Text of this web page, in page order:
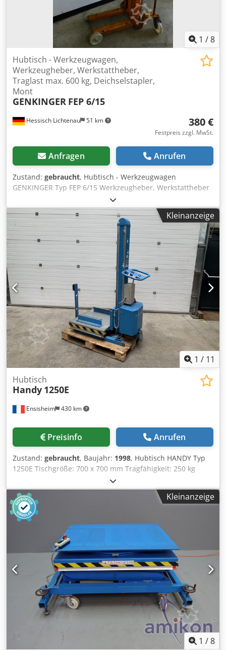
1 /8
Hessisch Lichtenau 51 km
Hubtisch - Werkzeugwagen,
Werkzeugheber, Werkstattheber,
Traglast max. 600 kg, Deichselstapler,
Mont
GENKINGER FEP 6/15
380 €
Festpreis zzgl. MwSt.
Anfragen Anrufen
Zustand: gebraucht, Hubtisch - Werkzeugwagen
GENKINGER Typ FEP 6/15 Werkzeugheber, Werkstattheber
Fabr. Nr: 81.857 Baujahr 1981 Traglast: 600 kg Tischgröße:
700 x 650 mm Tischhöhe unten: 180 mm Crsdpfxszczvks
Agxef Hubhöhe: 1550 mm - große Kunststofflaufrollen: Ø
180 mm - Hub über Hydraulik Hubmast mit
Fußhebelpumpe - mechanische
Abstützeinrichtung/Bremse über Handhebel Eigengewicht:
ca. 220 kg guter Zustand
Kleinanzeige
1 / 11
Ensisheim 430 km
Hubtisch
Handy 1250E
Preisinfo Anrufen
Zustand: gebraucht, Baujahr: 1998, Hubtisch HANDY Typ
1250E Tischgröße: 700 x 700 mm Tragfähigkeit: 250 kg
Baujahr: 1998 Maximale Hubhöhe: 1350 mm Cjdpjzmwm
Ssfx Agxorf Spannung: 12 V Abmessungen (L x B x H): 1400
x 600 x 1900 mm Gewicht: ca. 250 kg
Kleinanzeige
1 /8